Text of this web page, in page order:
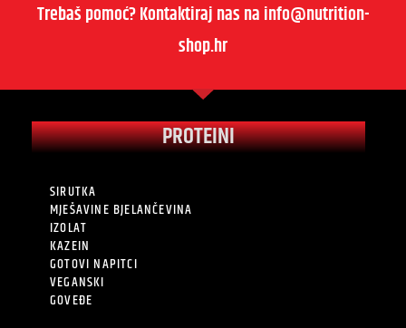
Trebaš pomoć? Kontaktiraj nas na info@nutrition-
shop.hr
PROTEINI
SIRUTKA
MJEŠAVINE BJELANČEVINA
IZOLAT
KAZEIN
GOTOVI NAPITCI
VEGANSKI
GOVEĐE